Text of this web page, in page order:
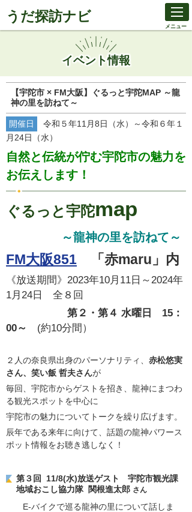
メニュー
うだ探訪ナビ
イベント情報
【宇陀市 × FM大阪】ぐるっと宇陀MAP ～龍
神の里を訪ねて～
開催日
令和５年11月8日（水）～令和６年１
月24日（水）
自然と伝統が佇む宇陀市の魅力を
お伝えします！
ぐるっと宇陀map
～龍神の里を訪ねて～
FM大阪851 「赤maru」内
《放送期間》2023年10月11日～2024年
1月24日 全８回
第２・第４ 水曜日 15：
00～
(約10分間）
２人の奈良県出身のパーソナリティ、 赤松悠実
さん、笑い飯 哲夫さんが
毎回、宇陀市からゲストを招き、龍神にまつわ
る観光スポットを中心に
宇陀市の魅力についてトークを繰り広げます。
辰年である来年に向けて、話題の龍神パワース
ポット情報をお聴き逃しなく！
第３回 11/8(水)放送ゲスト 宇陀市観光課
地域おこし協力隊 関根進太郎 さん
E-バイクで巡る龍神の里について話しま